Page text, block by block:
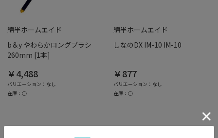
綿半ホームエイド
b＆y やわらかロングブラシ
260mm [1本]
￥4,488
バリエーション：なし
在庫：○
綿半ホームエイド
しなのDX IM-10 IM-10
￥877
バリエーション：なし
在庫：○